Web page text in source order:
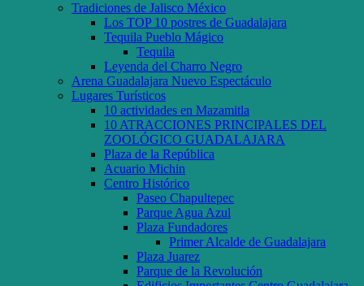
Tradiciones de Jalisco México
Los TOP 10 postres de Guadalajara
Tequila Pueblo Mágico
Tequila
Leyenda del Charro Negro
Arena Guadalajara Nuevo Espectáculo
Lugares Turísticos
10 actividades en Mazamitla
10 ATRACCIONES PRINCIPALES DEL
ZOOLÓGICO GUADALAJARA
Plaza de la República
Acuario Michin
Centro Histórico
Paseo Chapultepec
Parque Agua Azul
Plaza Fundadores
Primer Alcalde de Guadalajara
Plaza Juarez
Parque de la Revolución